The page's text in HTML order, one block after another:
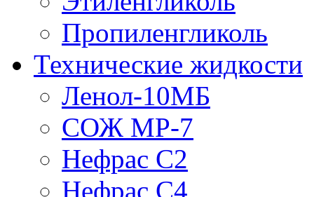
Пропиленгликоль
Технические жидкости
Ленол-10МБ
СОЖ МР-7
Нефрас С2
Нефрас С4